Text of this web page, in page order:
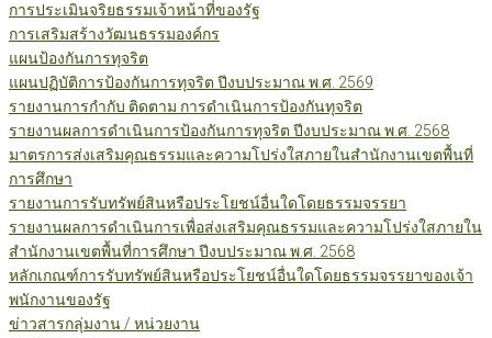
การประเมินจริยธรรมเจ้าหน้าที่ของรัฐ
การเสริมสร้างวัฒนธรรมองค์กร
แผนป้องกันการทุจริต
แผนปฏิบัติการป้องกันการทุจริต ปีงบประมาณ พ.ศ. 2569
รายงานการกำกับ ติดตาม การดำเนินการป้องกันทุจริต
รายงานผลการดำเนินการป้องกันการทุจริต ปีงบประมาณ พ.ศ. 2568
มาตรการส่งเสริมคุณธรรมและความโปร่งใสภายในสำนักงานเขตพื้นที่
การศึกษา
รายงานการรับทรัพย์สินหรือประโยชน์อื่นใดโดยธรรมจรรยา
รายงานผลการดำเนินการเพื่อส่งเสริมคุณธรรมและความโปร่งใสภายใน
สำนักงานเขตพื้นที่การศึกษา ปีงบประมาณ พ.ศ. 2568
หลักเกณฑ์การรับทรัพย์สินหรือประโยชน์อื่นใดโดยธรรมจรรยาของเจ้า
พนักงานของรัฐ
ข่าวสารกลุ่มงาน / หน่วยงาน